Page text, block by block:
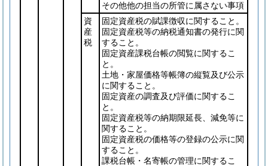
その他他の担当の所管に属さない事項
資
産
税
固定資産税の賦課徴収に関すること。
固定資産税等の納税通知書の発行に関
すること。
固定資産課税台帳の閲覧に関するこ
と。
土地・家屋価格等帳簿の縦覧及び公示
に関すること。
固定資産の調査及び評価に関するこ
と。
固定資産税等の納期限延長、減免等に
関すること。
固定資産税の価格等の登録の公示に関
すること。
課税台帳・名寄帳の管理に関するこ